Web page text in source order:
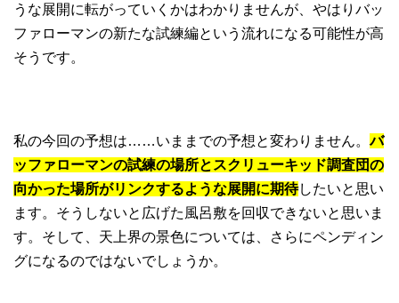
うな展開に転がっていくかはわかりませんが、やはりバッ
ファローマンの新たな試練編という流れになる可能性が高
そうです。
私の今回の予想は……いままでの予想と変わりません。バ
ッファローマンの試練の場所とスクリューキッド調査団の
向かった場所がリンクするような展開に期待したいと思い
ます。そうしないと広げた風呂敷を回収できないと思いま
す。そして、天上界の景色については、さらにペンディン
グになるのではないでしょうか。